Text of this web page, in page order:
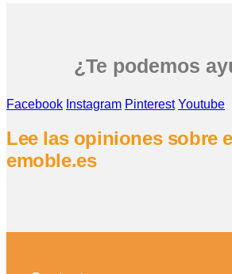
¿Te podemos
Facebook Instagram Pinterest Youtube
Lee las opiniones sobre
emoble.es